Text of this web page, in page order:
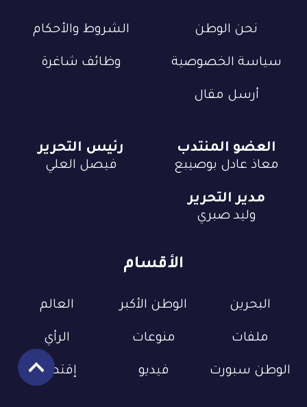
نحن الوطن الشروط والأحكام
سياسة الخصوصية وظائف شاغرة
أرسل مقال
الأقسام
البحرين الوطن الأكبر العالم
ملفات منوعات الرأي
الوطن سبورت فيديو إقتصاد
العضو المنتدب
معاذ عادل بوصيبع
رئيس التحرير
فيصل العلي
مدير التحرير
وليد صبري